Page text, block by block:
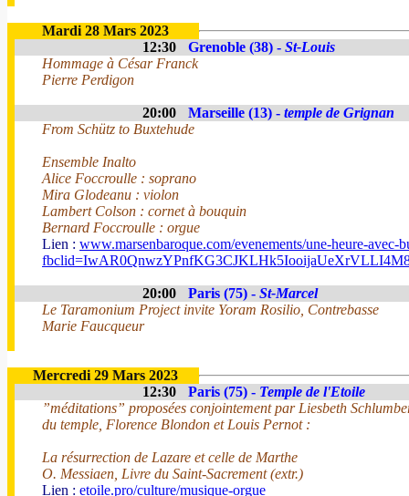
Mardi 28 Mars 2023
12:30
Grenoble (38) - St-Louis
Hommage à César Franck
Pierre Perdigon
20:00 Marseille (13) - temple de Grignan
From Schütz to Buxtehude
Ensemble Inalto
Alice Foccroulle : soprano
Mira Glodeanu : violon
Lambert Colson : cornet à bouquin
Bernard Foccroulle : orgue
Lien : www.marsenbaroque.com/evenements/une-heure-avec-
20:00 Paris (75) - St-Marcel
Le Taramonium Project invite Yoram Rosilio, Contrebasse
Marie Faucqueur
Mercredi 29 Mars 2023
12:30
Paris (75) - Temple de l'Etoile
”méditations” proposées conjointement par Liesbeth
du temple, Florence Blondon et Louis Pernot :
La résurrection de Lazare et celle de Marthe
O. Messiaen, Livre du Saint-Sacrement (extr.)
Lien : etoile.pro/culture/musique-orgue